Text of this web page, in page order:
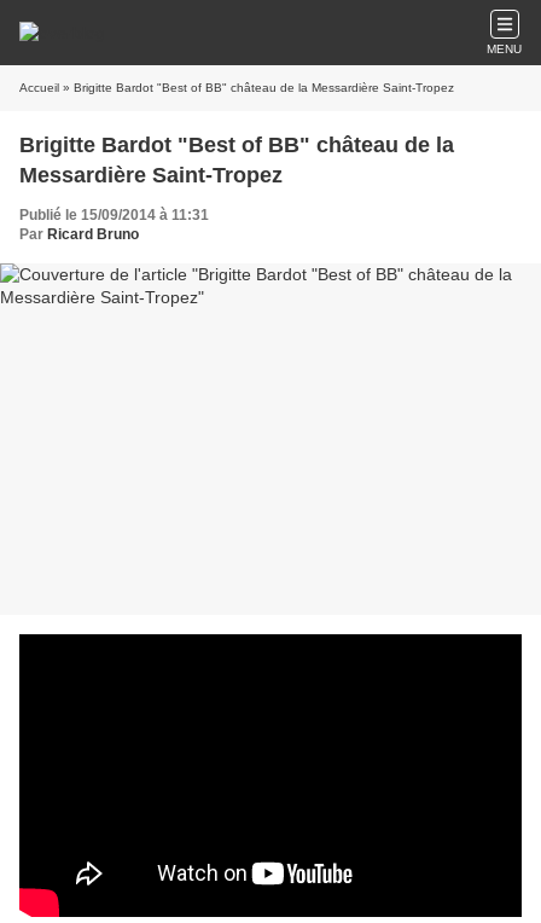
MENU
Accueil » Brigitte Bardot "Best of BB" château de la Messardière Saint-Tropez
Brigitte Bardot "Best of BB" château de la
Messardière Saint-Tropez
Publié le 15/09/2014 à 11:31
Par Ricard Bruno